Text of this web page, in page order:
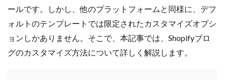
ールです。しかし、他のプラットフォームと同様に、デフ
ォルトのテンプレートでは限定されたカスタマイズオプシ
ョンしかありません。そこで、本記事では、Shopifyブロ
グのカスタマイズ方法について詳しく解説します。